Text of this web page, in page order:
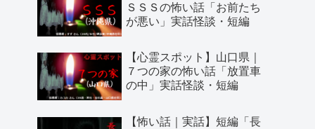
ＳＳＳの怖い話「お前たち
が悪い」実話怪談・短編
【心霊スポット】山口県｜
７つの家の怖い話「放置車
の中」実話怪談・短編
【怖い話｜実話】短編「長